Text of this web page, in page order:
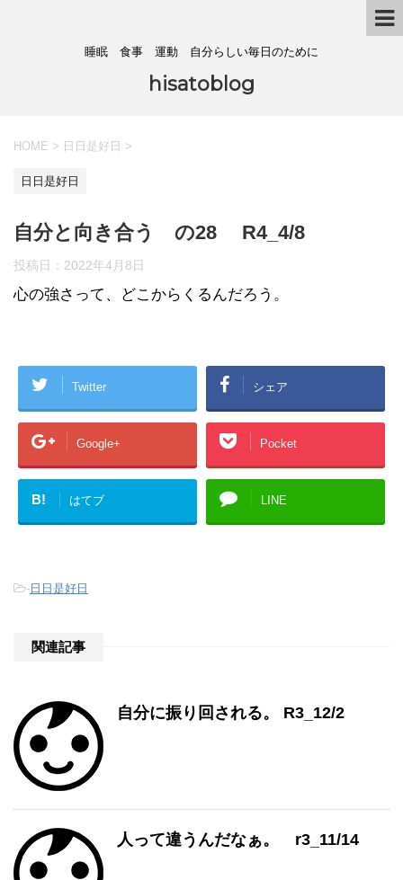
睡眠 食事 運動 自分らしい毎日のために
hisatoblog
HOME > 日日是好日 >
日日是好日
自分と向き合う の28 R4_4/8
投稿日： 2022年4月8日
心の強さって、どこからくるんだろう。
Twitter シェア
Google+ Pocket
B! はてブ LINE
-日日是好日
関連記事
自分に振り回される。 R3_12/2
人って違うんだなぁ。 r3_11/14